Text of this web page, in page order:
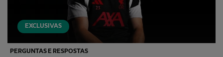
EXCLUSIVAS
PERGUNTAS E RESPOSTAS